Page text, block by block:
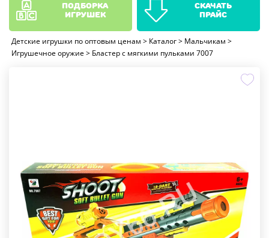
Детские игрушки по оптовым ценам > Каталог > Мальчикам >
Игрушечное оружие > Бластер с мягкими пульками 7007
подборка
игрушек
скачать
прайс